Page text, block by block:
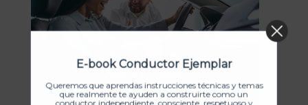
E-book Conductor Ejemplar
Queremos que aprendas instrucciones técnicas y temas
que realmente te ayuden a construirte como un
conductor independiente, consciente, respetuoso y